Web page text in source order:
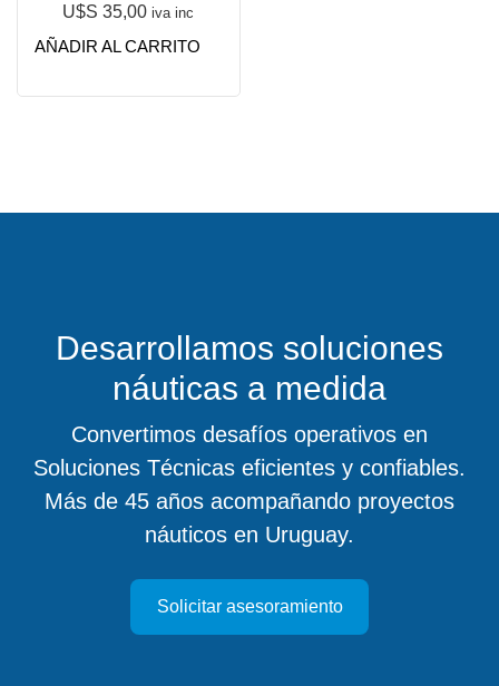
U$S35,00 iva inc
AÑADIR AL CARRITO
Desarrollamos soluciones
náuticas a medida
Convertimos desafíos operativos en
Soluciones Técnicas eficientes y confiables.
Más de 45 años acompañando proyectos
náuticos en Uruguay.
Solicitar asesoramiento